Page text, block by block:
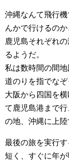
沖縄なんて飛行
んかで行けるの
鹿児島それぞれ
るようだ。
私は数時間の間
道のりを指でなぞ
大阪から四国を
て鹿児島港まで
の地、沖縄に上陸
最後の旅を実行
短く、すぐに年